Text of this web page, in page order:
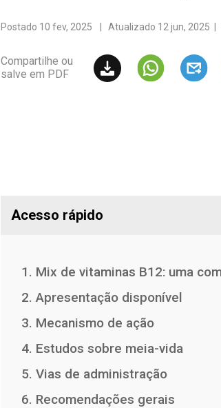
Postado 10 fev, 2025 | Atualizado 12 jun, 2025
Compartilhe ou
salve em PDF
Acesso rápido
1. Mix de vitaminas B12: uma
2. Apresentação disponível
3. Mecanismo de ação
4. Estudos sobre meia-vida
5. Vias de administração
6. Recomendações gerais